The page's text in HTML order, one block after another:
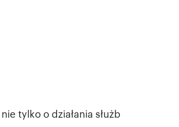
tylko o działania służb